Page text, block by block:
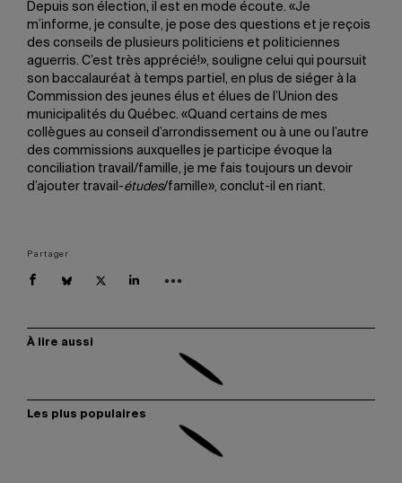
Depuis son élection, il est en mode écoute. «Je
m’informe, je consulte, je pose des questions et je reçois
des conseils de plusieurs politiciens et politiciennes
aguerris. C’est très apprécié!», souligne celui qui poursuit
son baccalauréat à temps partiel, en plus de siéger à la
Commission des jeunes élus et élues de l’Union des
municipalités du Québec. «Quand certains de mes
collègues au conseil d’arrondissement ou à une ou l’autre
des commissions auxquelles je participe évoque la
conciliation travail/famille, je me fais toujours un devoir
d’ajouter travail-études/famille», conclut-il en riant.
Partager
À lire aussi
Les plus populaires